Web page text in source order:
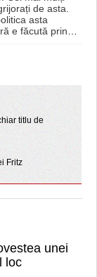
de asta.
asta
e făcută prin…
titlu de
Fritz
unei
loc